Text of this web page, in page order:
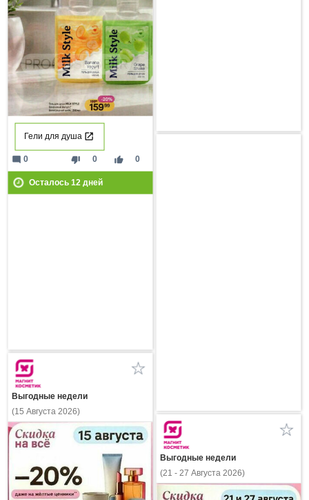
Гели для душа
thumb_down 0 thumb_up 0
mode_comment 0
Осталось 12 дней
Выгодные недели
(15 Августа 2026)
Выгодные недели
(21 - 27 Августа 2026)